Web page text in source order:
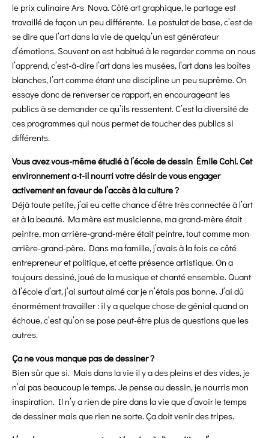
le prix culinaire Ars Nova. Côté art graphique, le partage est
travaillé de façon un peu différente. Le postulat de base, c’est de
se dire que l’art dans la vie de quelqu’un est générateur
d’émotions. Souvent on est habitué à le regarder comme on nous
l’apprend, c’est-à-dire l’art dans les musées, l’art dans les boîtes
blanches, l’art comme étant une discipline un peu suprême. On
essaye donc de renverser ce rapport, en encourageant les
publics à se demander ce qu’ils ressentent. C’est la diversité de
ces programmes qui nous permet de toucher des publics si
différents.
Vous avez vous-même étudié à l’école de dessin Émile Cohl. Cet
environnement a-t-il nourri votre désir de vous engager
activement en faveur de l’accès à la culture ?
Déjà toute petite, j’ai eu cette chance d’être très connectée à l’art
et à la beauté. Ma mère est musicienne, ma grand-mère était
peintre, mon arrière-grand-mère était peintre, tout comme mon
arrière-grand-père. Dans ma famille, j’avais à la fois ce côté
entrepreneur et politique, et cette présence artistique. On a
toujours dessiné, joué de la musique et chanté ensemble. Quant
à l’école d’art, j’ai surtout aimé car je n’étais pas bonne. J’ai dû
énormément travailler : il y a quelque chose de génial quand on
échoue, c’est qu’on se pose peut-être plus de questions que les
autres.
Ça ne vous manque pas de dessiner ?
Bien sûr que si. Mais dans la vie il y a des pleins et des vides, je
n’ai pas beaucoup le temps. Je pense au dessin, je nourris mon
inspiration. Il n’y a rien de pire dans la vie que d’avoir le temps
de dessiner mais que rien ne sorte. Ça doit venir des tripes.